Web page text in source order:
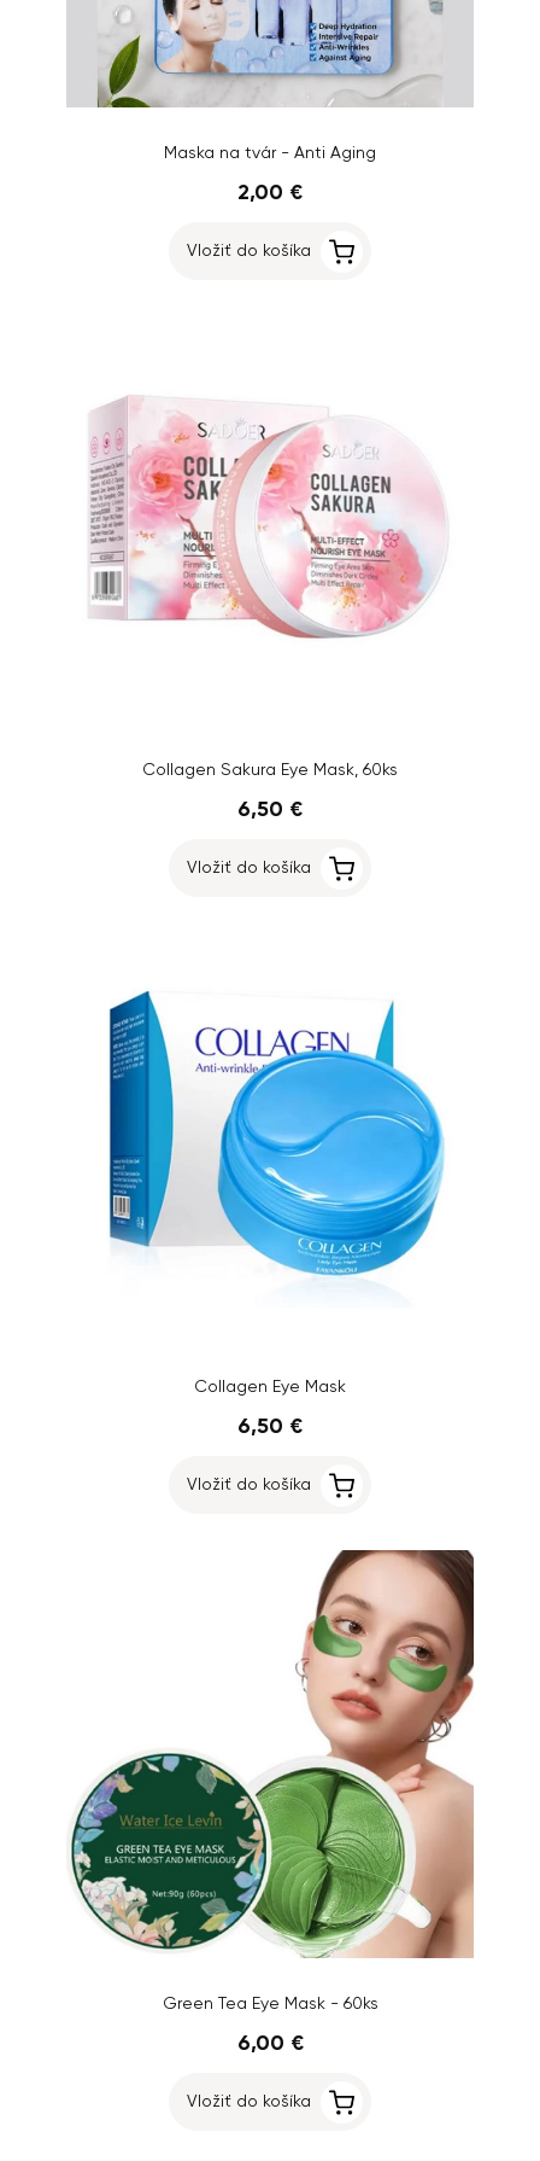
Maska na tvár - Anti Aging
2,00 €
Vložiť do košíka
Collagen Sakura Eye Mask, 60ks
6,50 €
Vložiť do košíka
Collagen Eye Mask
6,50 €
Vložiť do košíka
Green Tea Eye Mask - 60ks
6,00 €
Vložiť do košíka